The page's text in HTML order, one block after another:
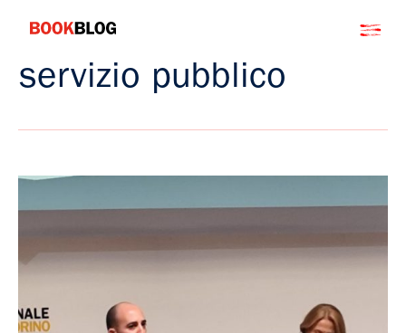
Bookblog
servizio pubblico